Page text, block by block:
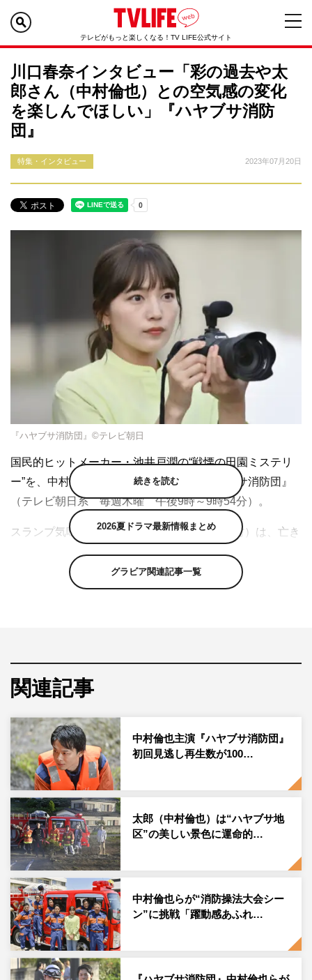
テレビがもっと楽しくなる！TV LIFE公式サイト
川口春奈インタビュー「彩の過去や太
郎さん（中村倫也）との空気感の変化
を楽しんでほしい」『ハヤブサ消防
団』
特集・インタビュー 2023年07月20日
『ハヤブサ消防団』©テレビ朝日
国民的ヒットメーカー・池井戸潤の“戦慄の田園ミステリ
ー”を、中村倫也主演でドラマ化した『ハヤブサ消防団』
（テレビ朝日系 毎週木曜 午後9時～9時54分）。
スランプ気味のミステリ作家・三馬太郎（中村）は、亡き
都会を離れ、穏やかな生活をスタートしたはずだったが、
地元の消防団に加入したことを機に連続放火や住民の不審
そんな本作で、主人公の太郎を取り巻く登場人物を演じる
キャストへのリレーインタビューをスタート。第1回は、
ヒロインの立木彩を演じる川口春奈さん。映像ディレクタ
ーである彩は専門学校の講師を務めるかたわら、ハヤブサ
地区のPR活動を。しかし、実は誰にも言えない過去があ
り…。そんな彩を演じる川口さんに、役柄やドラマの見ど
ころを聞きました。
◆最初に原作や脚本を読んだとき、どんな印象を持ちまし
たか？
池井戸さんと言えば、男性社会を描く印象があったんで
す。でも本作はミステリー、しかも山間の村が舞台という
ことで、新鮮だなと思いました。脚本もシンプルに面白
く、撮影が楽しみになりましたね。
続きを読む
2026夏ドラマ最新情報まとめ
グラビア関連記事一覧
関連記事
中村倫也主演『ハヤブサ消防団』
初回見逃し再生数が100…
太郎（中村倫也）は“ハヤブサ地
区”の美しい景色に運命的…
中村倫也らが“消防操法大会シー
ン”に挑戦「躍動感あふれ…